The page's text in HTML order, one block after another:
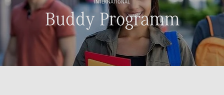
INTERNATIONAL
Buddy Programm